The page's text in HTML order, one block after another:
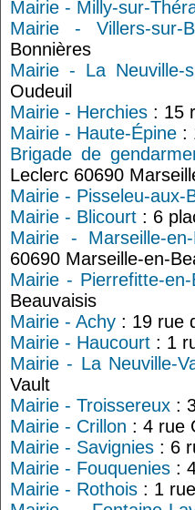
Mairie - Milly-sur-
Mairie - Villers-sur-
Bonnières
Mairie - La Neuville-
Oudeuil
Mairie - Herchies : 15
Mairie - Haute-Épine :
Brigade de
Leclerc 60690
Mairie - Pisseleu-aux-
Mairie - Blicourt : 6
Mairie - Marseille-en-
60690 Marseille-en-
Mairie - Pierrefitte-en-
Beauvaisis
Mairie - Achy : 19 rue
Mairie - Haucourt : 1
Mairie - La Neuville-
Vault
Mairie - Troissereux :
Mairie - Crillon : 4 rue
Mairie - Savignies : 6
Mairie - Fouquenies :
Mairie - Rothois : 1